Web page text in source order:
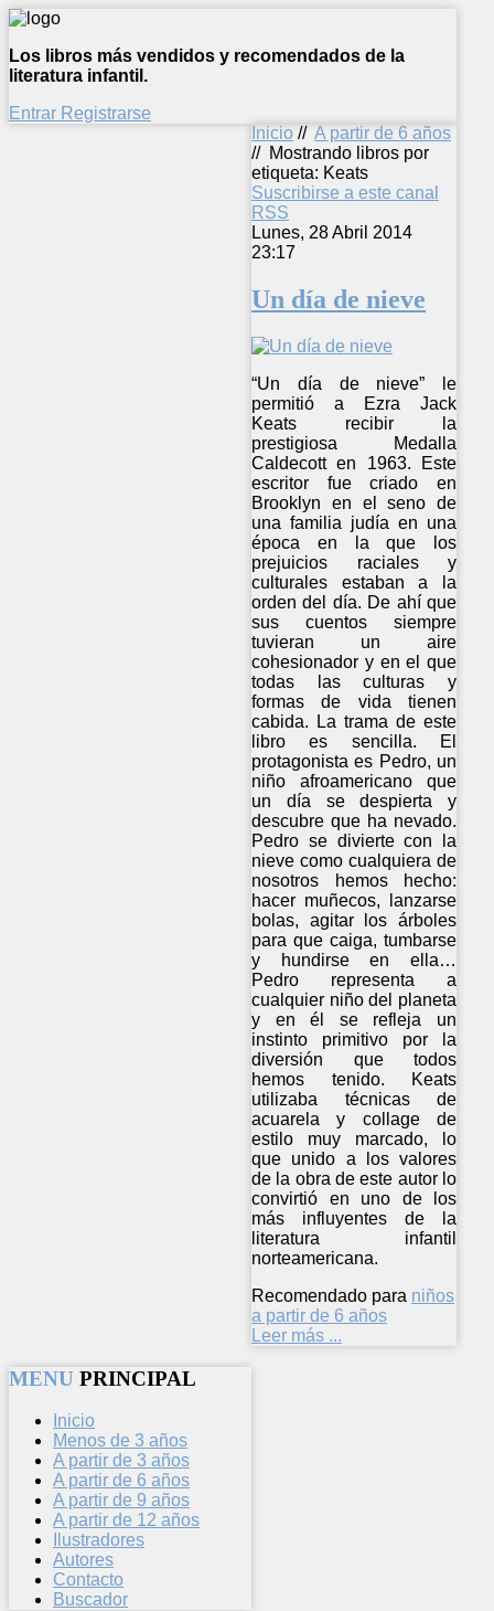
Los libros más vendidos y recomendados de la
literatura infantil.
Entrar Registrarse
Inicio // A partir de 6 años
// Mostrando libros por
etiqueta: Keats
Suscribirse a este canal
RSS
Lunes, 28 Abril 2014
23:17
Un día de nieve
“Un día de nieve” le
permitió a Ezra Jack
Keats recibir la
prestigiosa Medalla
Caldecott en 1963. Este
escritor fue criado en
Brooklyn en el seno de
una familia judía en una
época en la que los
prejuicios raciales y
culturales estaban a la
orden del día. De ahí que
sus cuentos siempre
tuvieran un aire
cohesionador y en el que
todas las culturas y
formas de vida tienen
cabida. La trama de este
libro es sencilla. El
protagonista es Pedro, un
niño afroamericano que
un día se despierta y
descubre que ha nevado.
Pedro se divierte con la
nieve como cualquiera de
nosotros hemos hecho:
hacer muñecos, lanzarse
bolas, agitar los árboles
para que caiga, tumbarse
y hundirse en ella…
Pedro representa a
cualquier niño del planeta
y en él se refleja un
instinto primitivo por la
diversión que todos
hemos tenido. Keats
utilizaba técnicas de
acuarela y collage de
estilo muy marcado, lo
que unido a los valores
de la obra de este autor lo
convirtió en uno de los
más influyentes de la
literatura infantil
norteamericana.
Recomendado para niños
a partir de 6 años
Leer más ...
MENU PRINCIPAL
Inicio
Menos de 3 años
A partir de 3 años
A partir de 6 años
A partir de 9 años
A partir de 12 años
Ilustradores
Autores
Contacto
Buscador